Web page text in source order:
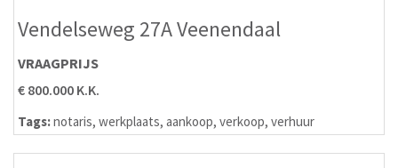
Vendelseweg 27A Veenendaal
VRAAGPRIJS
€ 800.000 K.K.
Tags:notaris, werkplaats, aankoop, verkoop, verhuur